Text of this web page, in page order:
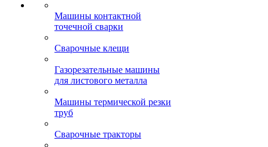
Машины контактной
точечной сварки
Сварочные клещи
Газорезательные машины
для листового металла
Машины термической резки
труб
Сварочные тракторы